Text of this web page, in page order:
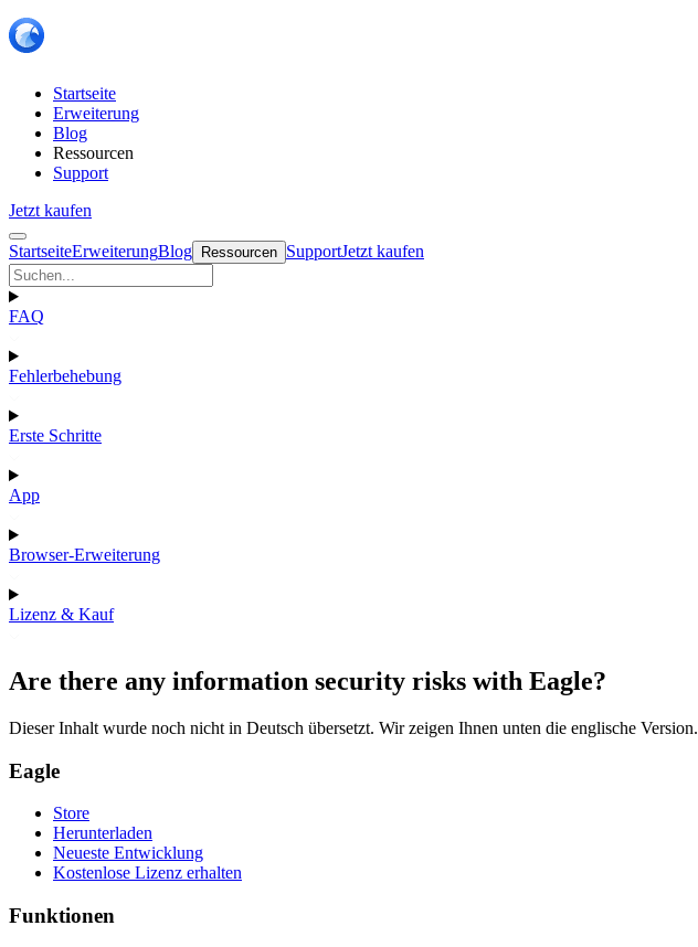
Startseite
Erweiterung
Blog
Ressourcen
Support
Jetzt kaufen
StartseiteErweiterungBlog Ressourcen SupportJetzt kaufen
FAQ
Fehlerbehebung
Erste Schritte
App
Browser-Erweiterung
Lizenz & Kauf
Are there any information security risks with Eagle?
Dieser Inhalt wurde noch nicht in Deutsch übersetzt. Wir zeigen Ihnen unten die englische Version.
Eagle
Store
Herunterladen
Neueste Entwicklung
Kostenlose Lizenz erhalten
Funktionen